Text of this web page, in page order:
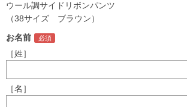
ウール調サイドリボンパンツ
（38サイズ ブラウン）
お名前
［姓］
［名］